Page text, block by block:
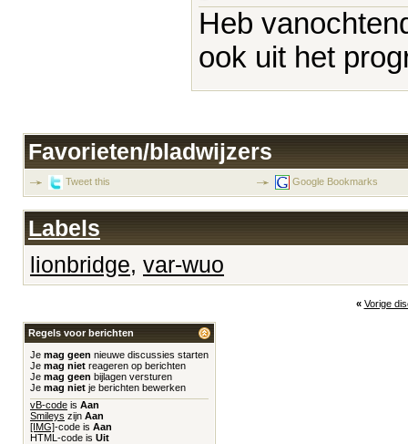
Heb
ook uit het
Favorieten/bladwijzers
Tweet this Google Bookmarks
Labels
lionbridge, var-wuo
« Vorige
Regels voor berichten
Je mag geen nieuwe discussies starten
Je mag niet reageren op berichten
Je mag geen bijlagen versturen
Je mag niet je berichten bewerken
vB-code is Aan
Smileys zijn Aan
[IMG]-code is Aan
HTML-code is Uit